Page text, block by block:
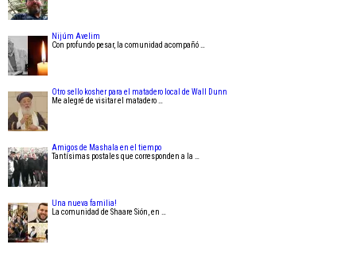
Nijúm Avelim
Con profundo pesar, la comunidad acompañó …
Otro sello kosher para el matadero local de Wall Dunn
Me alegré de visitar el matadero …
Amigos de Mashala en el tiempo
Tantísimas postales que corresponden a la …
Una nueva familia!
La comunidad de Shaare Sión, en …